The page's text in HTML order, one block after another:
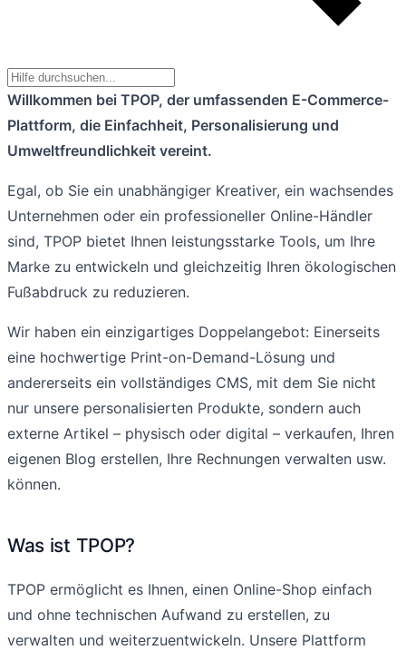
Willkommen bei TPOP, der umfassenden E-Commerce-
Plattform, die Einfachheit, Personalisierung und
Umweltfreundlichkeit vereint.
Egal, ob Sie ein unabhängiger Kreativer, ein wachsendes
Unternehmen oder ein professioneller Online-Händler
sind, TPOP bietet Ihnen leistungsstarke Tools, um Ihre
Marke zu entwickeln und gleichzeitig Ihren ökologischen
Fußabdruck zu reduzieren.
Wir haben ein einzigartiges Doppelangebot: Einerseits
eine hochwertige Print-on-Demand-Lösung und
andererseits ein vollständiges CMS, mit dem Sie nicht
nur unsere personalisierten Produkte, sondern auch
externe Artikel – physisch oder digital – verkaufen, Ihren
eigenen Blog erstellen, Ihre Rechnungen verwalten usw.
können.
Was ist TPOP?
TPOP ermöglicht es Ihnen, einen Online-Shop einfach
und ohne technischen Aufwand zu erstellen, zu
verwalten und weiterzuentwickeln. Unsere Plattform